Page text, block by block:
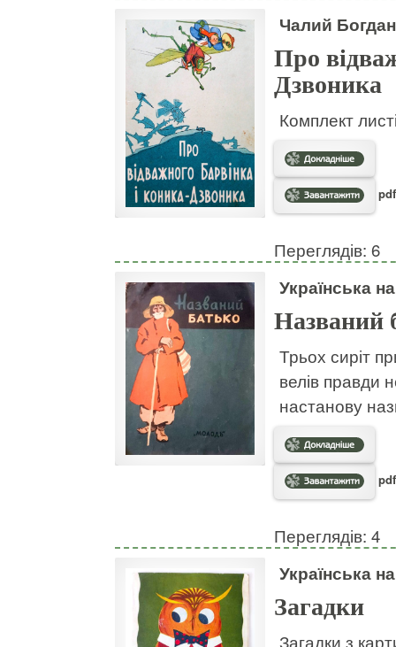
Чалий
Про
Дзвоника
Комплект
Переглядів: 6
Українська
Названий
Трьох сиріт
велів правди
настанову
Переглядів: 4
Українська
Загадки
Загадки з